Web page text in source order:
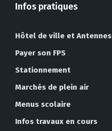
Infos pratiques
Hôtel de ville et Antennes
Payer son FPS
Stationnement
Marchés de plein air
Menus scolaire
Infos travaux en cours